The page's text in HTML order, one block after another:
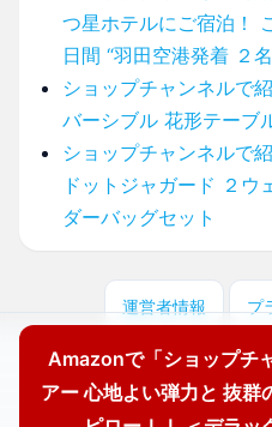
つ星ホテルにご宿泊！
日間 “羽田空港発着 ２
ショップチャンネルで
バーシブル 花形テーブ
ショップチャンネルで
ドットジャガード ２ウ
ダーバッグセット
Amazonで「ショップチ
アー 心地よい弾力と 抜群
運営者情報 プ
© 2025 どこに売って